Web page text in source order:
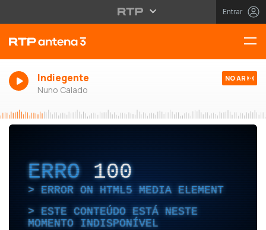
Entrar
Indiegente
Nuno Calado
NO AR
ERRO 100
ERROR ON HTML5 MEDIA ELEMENT
ESTE CONTEÚDO ESTÁ NESTE
MOMENTO INDISPONÍVEL